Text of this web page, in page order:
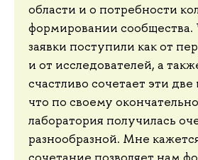
области и о потребности
формировании сообщества.
заявки поступили как от
и от исследователей, а
счастливо сочетает эти две
что по своему
лаборатория получилась
разнообразной. Мне